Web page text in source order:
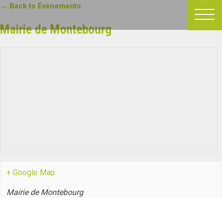
Passer
contenu
← Back to Évènements
Mairie de Montebourg
+ Google Map
Mairie de Montebourg